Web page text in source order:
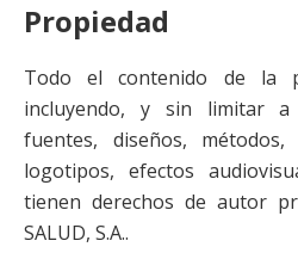
Propiedad
Todo el contenido de la
incluyendo, y sin limitar
fuentes, diseños,
logotipos, efectos
tienen derechos de autor
SALUD, S.A..